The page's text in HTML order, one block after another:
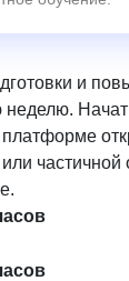
и
неделю.
частичной